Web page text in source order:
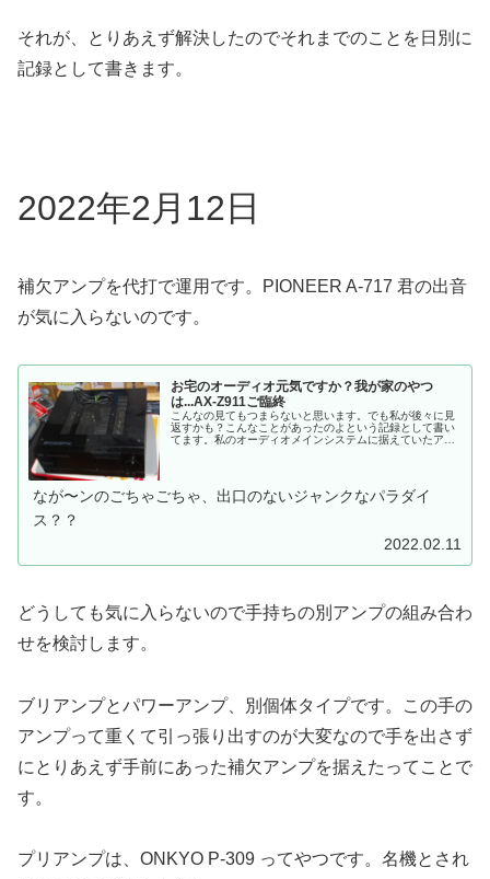
それが、とりあえず解決したのでそれまでのことを日別に
記録として書きます。
2022年2月12日
補欠アンプを代打で運用です。PIONEER A-717 君の出音
が気に入らないのです。
お宅のオーディオ元気ですか？我が家のやつ
は...AX-Z911ご臨終
こんなの見てもつまらないと思います。でも私が後々に見
返すかも？こんなことがあったのよという記録として書い
てます。私のオーディオメインシステムに据えていたアン
よ。ってス...
なが〜ンのごちゃごちゃ、出口のないジャンクなパラダイ
ス？？
2022.02.11
どうしても気に入らないので手持ちの別アンプの組み合わ
せを検討します。
ブリアンプとパワーアンプ、別個体タイプです。この手の
アンプって重くて引っ張り出すのが大変なので手を出さず
にとりあえず手前にあった補欠アンプを据えたってことで
す。
プリアンプは、ONKYO P-309 ってやつです。名機とされ